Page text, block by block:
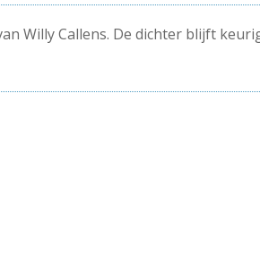
Willy Callens. De dichter blijft